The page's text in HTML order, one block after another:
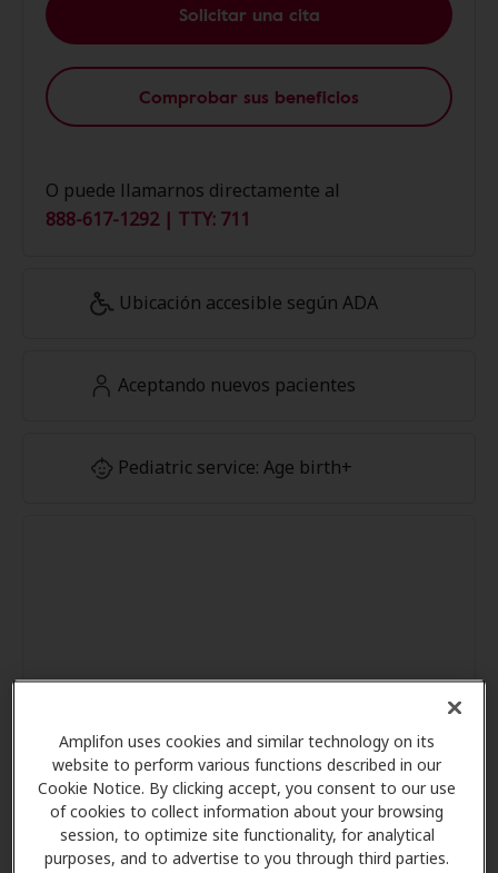
Amplifon uses cookies and similar technology on its
website to perform various functions described in our
Cookie Notice. By clicking accept, you consent to our use
of cookies to collect information about your browsing
session, to optimize site functionality, for analytical
purposes, and to advertise to you through third parties.
Solicitar una cita
Comprobar sus beneficios
O puede llamarnos directamente al
888-617-1292 | TTY: 711
Ubicación accesible según ADA
Aceptando nuevos pacientes
Pediatric service: Age birth+